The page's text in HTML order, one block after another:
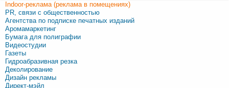
Indoor-реклама (реклама в помещениях)
PR, связи с общественностью
Агентства по подписке печатных изданий
Аромамаркетинг
Бумага для полиграфии
Видеостудии
Газеты
Гидроабразивная резка
Деколирование
Дизайн рекламы
Директ-мэйл